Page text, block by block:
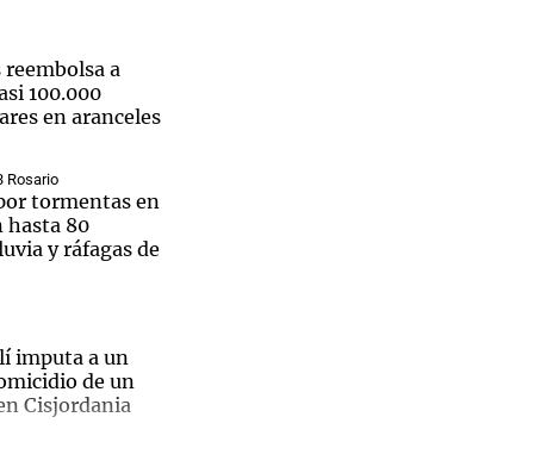
a
100.000
en aranceles
Rosario
tormentas en
hasta 80
y ráfagas de
imputa a un
de un
Cisjordania